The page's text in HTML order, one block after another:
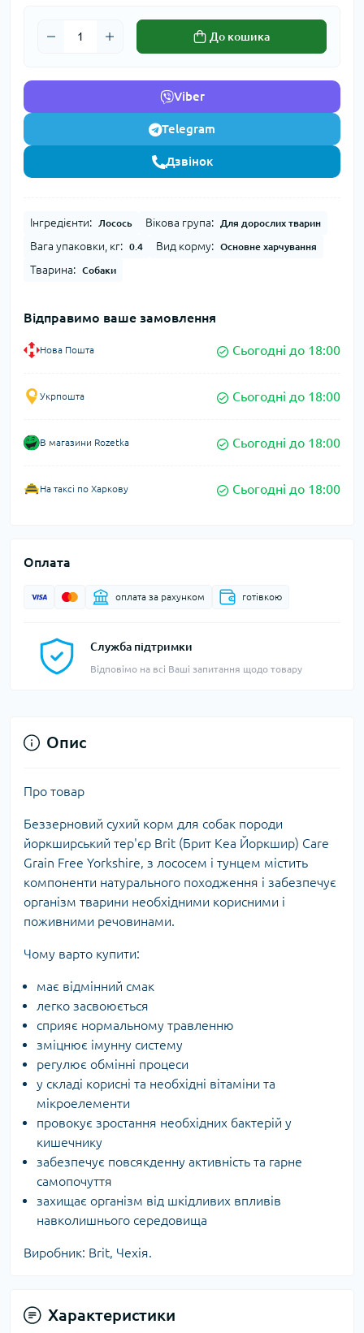
До кошика
Viber
Telegram
Дзвінок
Інгредієнти: Лосось Вікова група: Для дорослих тварин
Вага упаковки, кг: 0.4 Вид корму: Основне харчування
Тварина: Собаки
Відправимо ваше замовлення
Нова Пошта Сьогодні до 18:00
Укрпошта Сьогодні до 18:00
В магазини Rozetka Сьогодні до 18:00
На таксі по Харкову Сьогодні до 18:00
Оплата
оплата за рахунком готівкою
Служба підтримки
Відповімо на всі Ваші запитання щодо товару
Опис
Про товар
Беззерновий сухий корм для собак породи
йоркширський тер'єр Brit (Брит Кеа Йоркшир) Care
Grain Free Yorkshire, з лососем і тунцем містить
компоненти натурального походження і забезпечує
організм тварини необхідними корисними і
поживними речовинами.
Чому варто купити:
має відмінний смак
легко засвоюється
сприяє нормальному травленню
зміцнює імунну систему
регулює обмінні процеси
у складі корисні та необхідні вітаміни та
мікроелементи
провокує зростання необхідних бактерій у
кишечнику
забезпечує повсякденну активність та гарне
самопочуття
захищає організм від шкідливих впливів
навколишнього середовища
Виробник: Brit, Чехія.
Характеристики